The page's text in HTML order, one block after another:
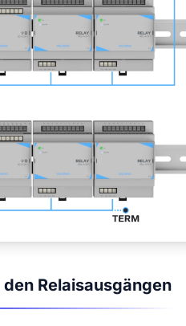
Relaisausgängen